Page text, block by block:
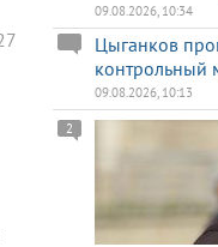
09.08.2026, 10:34
Цыганков
контрольный
09.08.2026, 10:13
2